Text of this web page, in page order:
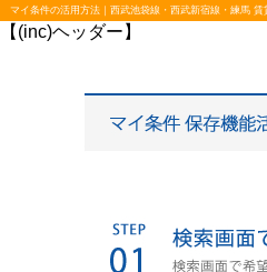
マイ条件の活用方法｜西武池袋線・西武新宿線・練馬
【(inc)ヘッダー】